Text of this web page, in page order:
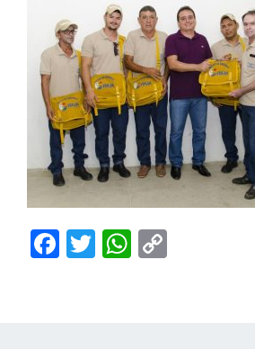
Facebook
TwitterWhatsApp